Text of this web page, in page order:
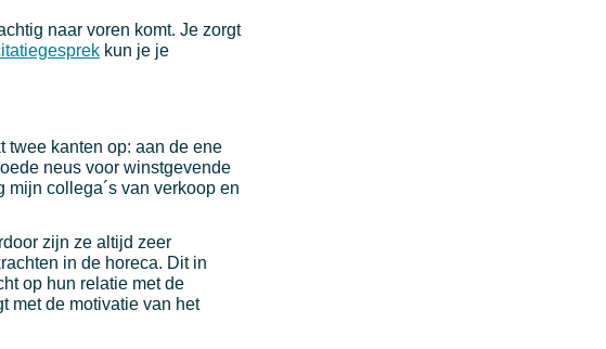
naar voren komt. Je zorgt
kun je je
twee kanten op: aan de ene
neus voor winstgevende
collega´s van verkoop en
zijn ze altijd zeer
in de horeca. Dit in
op hun relatie met de
met de motivatie van het